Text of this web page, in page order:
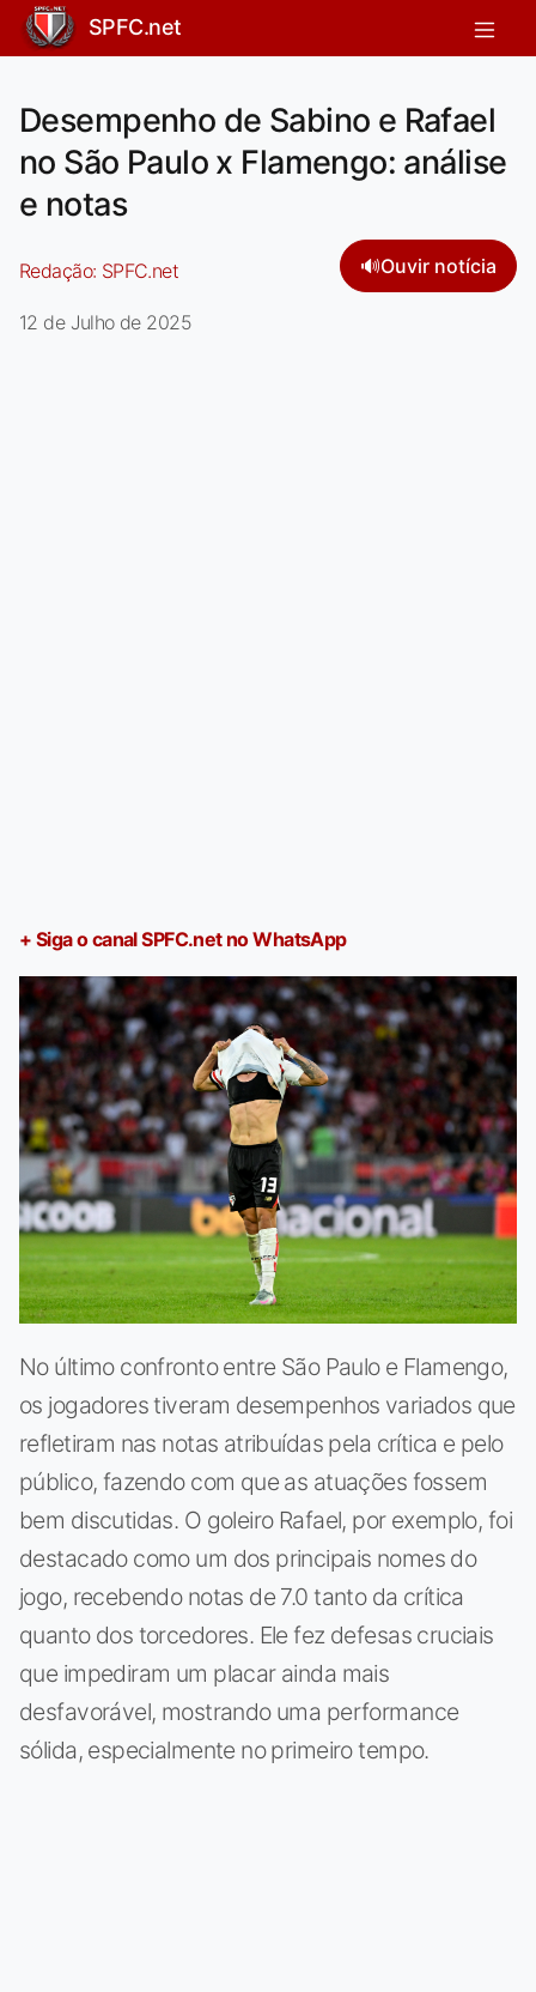
SPFC.net
Desempenho de Sabino e Rafael
no São Paulo x Flamengo: análise
e notas
Redação: SPFC.net 🔊Ouvir notícia
12 de Julho de 2025
+ Siga o canal SPFC.net no WhatsApp
No último confronto entre São Paulo e Flamengo,
os jogadores tiveram desempenhos variados que
refletiram nas notas atribuídas pela crítica e pelo
público, fazendo com que as atuações fossem
bem discutidas. O goleiro Rafael, por exemplo, foi
destacado como um dos principais nomes do
jogo, recebendo notas de 7.0 tanto da crítica
quanto dos torcedores. Ele fez defesas cruciais
que impediram um placar ainda mais
desfavorável, mostrando uma performance
sólida, especialmente no primeiro tempo.